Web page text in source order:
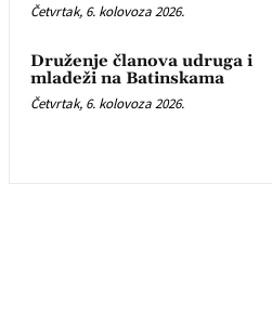
Četvrtak, 6. kolovoza 2026.
Druženje članova udruga i
mladeži na Batinskama
Četvrtak, 6. kolovoza 2026.